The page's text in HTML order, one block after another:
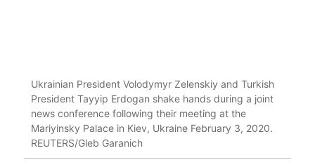
Ukrainian President Volodymyr Zelenskiy and Turkish
President Tayyip Erdogan shake hands during a joint
news conference following their meeting at the
Mariyinsky Palace in Kiev, Ukraine February 3, 2020.
REUTERS/Gleb Garanich